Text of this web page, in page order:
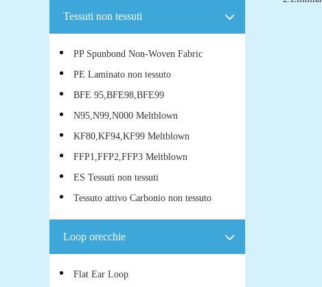
Tessuti non tessuti
PP Spunbond Non-Woven Fabric
PE Laminato non tessuto
BFE 95,BFE98,BFE99
N95,N99,N000 Meltblown
KF80,KF94,KF99 Meltblown
FFP1,FFP2,FFP3 Meltblown
ES Tessuti non tessuti
Tessuto attivo Carbonio non tessuto
Loop orecchie
Flat Ear Loop